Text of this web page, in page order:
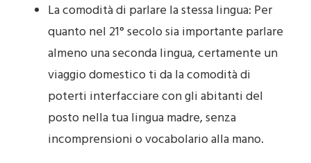
La comodità di parlare la stessa lingua: Per
quanto nel 21° secolo sia importante parlare
almeno una seconda lingua, certamente un
viaggio domestico ti da la comodità di
poterti interfacciare con gli abitanti del
posto nella tua lingua madre, senza
incomprensioni o vocabolario alla mano.